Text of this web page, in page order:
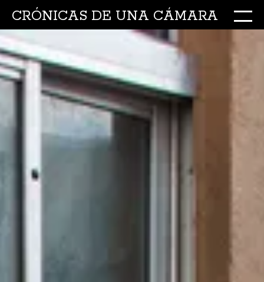
CRÓNICAS DE UNA CÁMARA
Ir
al